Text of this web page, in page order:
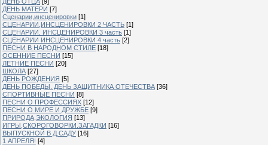
ДЕНЬ МАТЕРИ [7]
Сценарии,инсценировки [1]
СЦЕНАРИИ,ИНСЦЕНИРОВКИ 2 ЧАСТЬ [1]
СЦЕНАРИИ. ИНСЦЕНИРОВКИ 3 часть [1]
СЦЕНАРИИ ИНСЦЕНИРОВКИ 4 часть [2]
ПЕСНИ В НАРОДНОМ СТИЛЕ [18]
ОСЕННИЕ ПЕСНИ [15]
ЛЕТНИЕ ПЕСНИ [20]
ШКОЛА [27]
ДЕНЬ РОЖДЕНИЯ [5]
ДЕНЬ ПОБЕДЫ. ДЕНЬ ЗАЩИТНИКА ОТЕЧЕСТВА [36]
СПОРТИВНЫЕ ПЕСНИ [8]
ПЕСНИ О ПРОФЕССИЯХ [12]
ПЕСНИ О МИРЕ И ДРУЖБЕ [9]
ПРИРОДА,ЭКОЛОГИЯ [13]
ИГРЫ,СКОРОГОВОРКИ.ЗАГАДКИ [16]
ВЫПУСКНОЙ В Д.САДУ [16]
1 АПРЕЛЯ! [4]